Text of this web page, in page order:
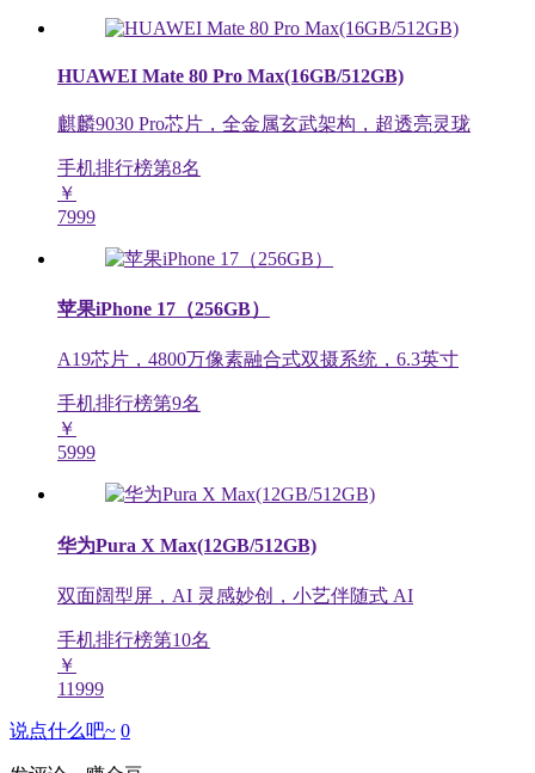
HUAWEI Mate 80 Pro Max(16GB/512GB)
麒麟9030 Pro芯片，全金属玄武架构，超透亮灵珑
手机排行榜第8名
￥
7999
苹果iPhone 17（256GB）
A19芯片，4800万像素融合式双摄系统，6.3英寸
手机排行榜第9名
￥
5999
华为Pura X Max(12GB/512GB)
双面阔型屏，AI 灵感妙创，小艺伴随式 AI
手机排行榜第10名
￥
11999
说点什么吧~ 0